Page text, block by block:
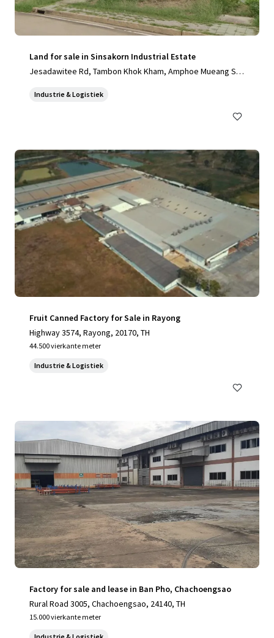
Land for sale in Sinsakorn Industrial Estate
Jesadawitee Rd, Tambon Khok Kham, Amphoe Mueang Sa
mbon Khok Kham, Samut Sakhon, 74000, TH
Industrie & Logistiek
Fruit Canned Factory for Sale in Rayong
Highway 3574, Rayong, 20170, TH
44.500 vierkante meter
Industrie & Logistiek
Factory for sale and lease in Ban Pho, Chachoengsao
Rural Road 3005, Chachoengsao, 24140, TH
15.000 vierkante meter